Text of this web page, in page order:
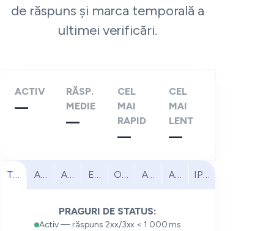
de răspuns și marca temporală a
ultimei verificări.
ACTIV
—
RĂSP.
MEDIE
—
CEL
MAI
RAPID
—
CEL
MAI
LENT
—
Toate America de Nord
America de Sud
EuropaOrientul Mijlociu
Africa Asia-Pacific
IPv6
PRAGURI DE STATUS:
Activ — răspuns 2xx/3xx < 1 000 ms